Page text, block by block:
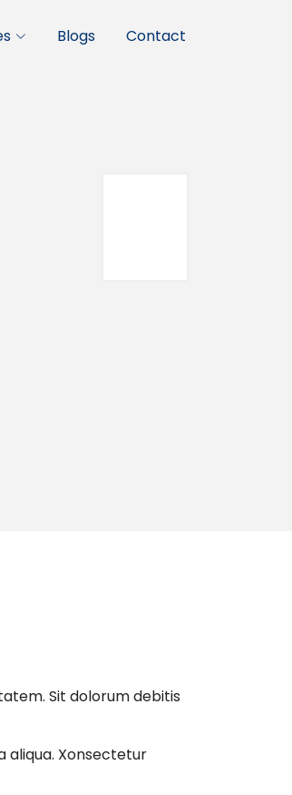
Blogs Contact
Sit dolorum debitis
aliqua. Xonsectetur